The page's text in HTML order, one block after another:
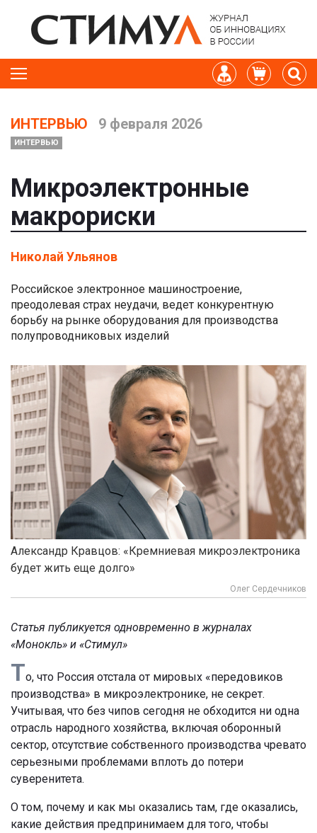
ИНТЕРВЬЮ 9 февраля 2026
ИНТЕРВЬЮ
Микроэлектронные
макрориски
Николай Ульянов
Российское электронное машиностроение,
преодолевая страх неудачи, ведет конкурентную
борьбу на рынке оборудования для производства
полупроводниковых изделий
Александр Кравцов: «Кремниевая микроэлектроника
будет жить еще долго»
Олег Сердечников
Статья публикуется одновременно в журналах
«Монокль» и «Стимул»
То, что Россия отстала от мировых «передовиков
производства» в микроэлектронике, не секрет.
Учитывая, что без чипов сегодня не обходится ни одна
отрасль народного хозяйства, включая оборонный
сектор, отсутствие собственного производства чревато
серьезными проблемами вплоть до потери
суверенитета.
О том, почему и как мы оказались там, где оказались,
какие действия предпринимаем для того, чтобы